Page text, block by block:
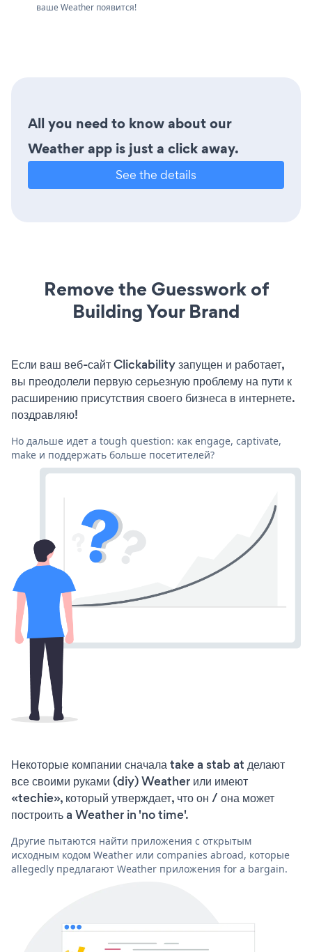
ваше Weather появится!
All you need to know about our
Weather app is just a click away.
See the details
Remove the Guesswork of
Building Your Brand
Если ваш веб-сайт Clickability запущен и работает,
вы преодолели первую серьезную проблему на пути к
расширению присутствия своего бизнеса в интернете.
поздравляю!
Но дальше идет a tough question: как engage, captivate,
make и поддержать больше посетителей?
Некоторые компании сначала take a stab at делают
все своими руками (diy) Weather или имеют
«techie», который утверждает, что он / она может
построить a Weather in 'no time'.
Другие пытаются найти приложения с открытым
исходным кодом Weather или companies abroad, которые
allegedly предлагают Weather приложения for a bargain.